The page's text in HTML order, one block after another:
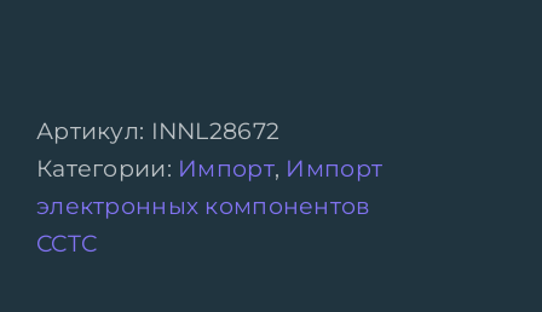
Артикул: INNL28672
Категории: Импорт, Импорт
электронных компонентов
CCTC